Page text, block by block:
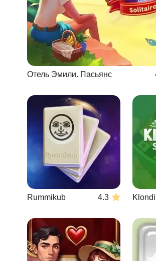
Отель Эмили. Пасьянс
Rummikub 4.3